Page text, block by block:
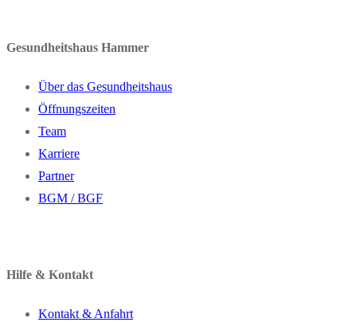
Gesundheitshaus Hammer
Über das Gesundheitshaus
Öffnungszeiten
Team
Karriere
Partner
BGM / BGF
Hilfe & Kontakt
Kontakt & Anfahrt